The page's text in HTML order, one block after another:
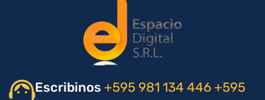
Escribinos +595 981 134 446 +595